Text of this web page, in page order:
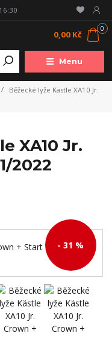
Menu
0
0,00 Kč
Běžecké lyže Kästle XA10 Jr.
XA10 Jr.
2022
- 31 %